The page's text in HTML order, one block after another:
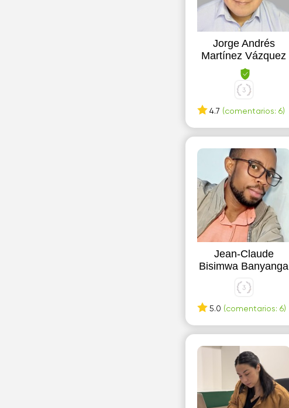
Jorge Andrés
Martínez Vázquez
4.7 (comentarios: 6)
Jean-Claude
Bisimwa Banyanga
5.0 (comentarios: 6)